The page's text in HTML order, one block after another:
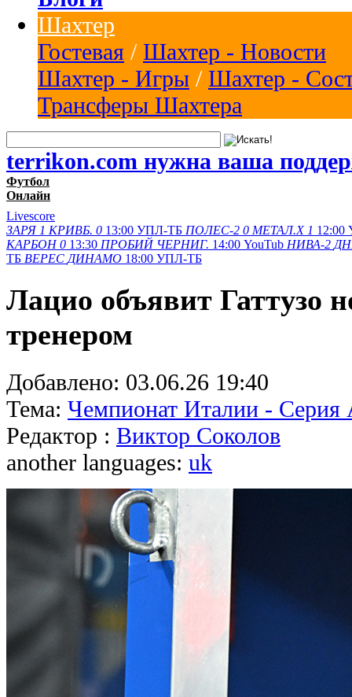
Шахтер
Гостевая / Шахтер - Новости
Шахтер - Игры / Шахтер -
Трансферы Шахтера
terrikon.com нужна ваша
Футбол
Онлайн
Livescore
ЗАРЯ 1 КРИВБ. 0 13:00 УПЛ-ТБ ПОЛЕС-2 0 МЕТАЛ.Х 1 12:00
КАРБОН 0 13:30 ПРОБИЙ ЧЕРНИГ. 14:00 YouTub НИВА-2
ТБ ВЕРЕС ДИНАМО 18:00 УПЛ-ТБ
Лацио объявит Гаттузо
тренером
Добавлено: 03.06.26 19:40
Тема: Чемпионат Италии - Серия
Редактор : Виктор Соколов
another languages: uk